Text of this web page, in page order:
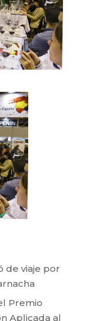
de viaje por
Premio
Aplicada al